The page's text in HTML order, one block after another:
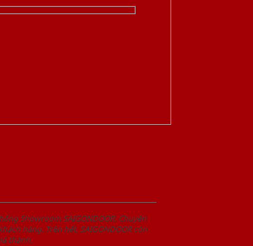
Showroom SAIGONDOOR. Chuyên
hàng. Trên hết, SAIGONDOOR còn
thành.